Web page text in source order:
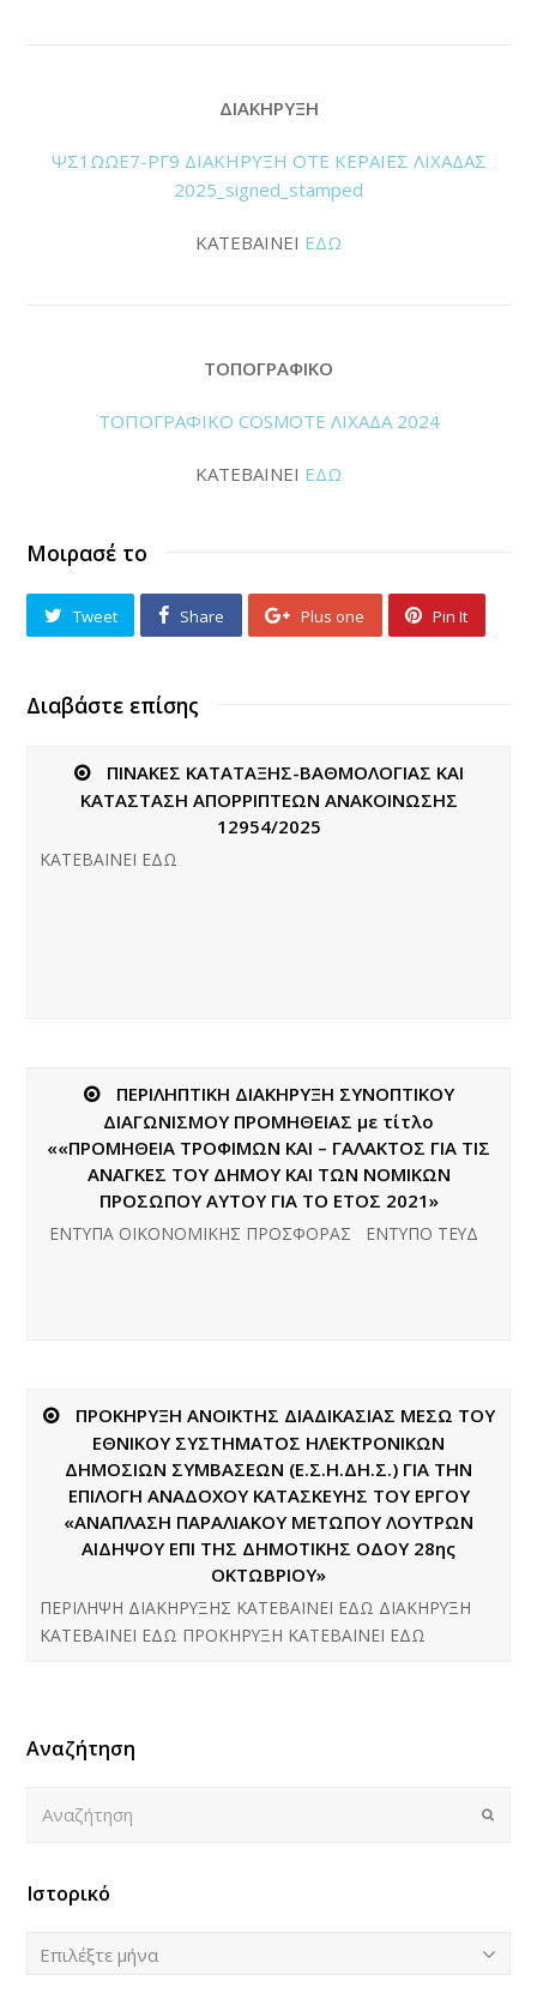
ΔΙΑΚΗΡΥΞΗ
ΨΣ1ΩΩΕ7-ΡΓ9 ΔΙΑΚΗΡΥΞΗ ΟΤΕ ΚΕΡΑΙΕΣ ΛΙΧΑΔΑΣ
2025_signed_stamped
ΚΑΤΕΒΑΙΝΕΙ ΕΔΩ
ΤΟΠΟΓΡΑΦΙΚΟ
ΤΟΠΟΓΡΑΦΙΚΟ COSMOTE ΛΙΧΑΔΑ 2024
ΚΑΤΕΒΑΙΝΕΙ ΕΔΩ
Μοιρασέ το
Tweet Share Plus one Pin It
Διαβάστε επίσης
ΠΙΝΑΚΕΣ ΚΑΤΑΤΑΞΗΣ-ΒΑΘΜΟΛΟΓΙΑΣ ΚΑΙ
ΚΑΤΑΣΤΑΣΗ ΑΠΟΡΡΙΠΤΕΩΝ ΑΝΑΚΟΙΝΩΣΗΣ
12954/2025
ΚΑΤΕΒΑΙΝΕΙ ΕΔΩ
ΠΕΡΙΛΗΠΤΙΚΗ ΔΙΑΚΗΡΥΞΗ ΣΥΝΟΠΤΙΚΟΥ
ΔΙΑΓΩΝΙΣΜΟΥ ΠΡΟΜΗΘΕΙΑΣ με τίτλο
««ΠΡΟΜΗΘΕΙΑ ΤΡΟΦΙΜΩΝ ΚΑΙ – ΓΑΛΑΚΤΟΣ ΓΙΑ ΤΙΣ
ΑΝΑΓΚΕΣ ΤΟΥ ΔΗΜΟΥ ΚΑΙ ΤΩΝ ΝΟΜΙΚΩΝ
ΠΡΟΣΩΠΟΥ ΑΥΤΟΥ ΓΙΑ ΤΟ ΕΤΟΣ 2021»
ΕΝΤΥΠΑ ΟΙΚΟΝΟΜΙΚΗΣ ΠΡΟΣΦΟΡΑΣ ΕΝΤΥΠΟ ΤΕΥΔ
ΠΡΟΚΗΡΥΞΗ ΑΝΟΙΚΤΗΣ ΔΙΑΔΙΚΑΣΙΑΣ ΜΕΣΩ ΤΟΥ
ΕΘΝΙΚΟΥ ΣΥΣΤΗΜΑΤΟΣ ΗΛΕΚΤΡΟΝΙΚΩΝ
ΔΗΜΟΣΙΩΝ ΣΥΜΒΑΣΕΩΝ (Ε.Σ.Η.ΔΗ.Σ.) ΓΙΑ ΤΗΝ
ΕΠΙΛΟΓΗ ΑΝΑΔΟΧΟΥ ΚΑΤΑΣΚΕΥΗΣ ΤΟΥ ΕΡΓΟΥ
«ΑΝΑΠΛΑΣΗ ΠΑΡΑΛΙΑΚΟΥ ΜΕΤΩΠΟΥ ΛΟΥΤΡΩΝ
ΑΙΔΗΨΟΥ ΕΠΙ ΤΗΣ ΔΗΜΟΤΙΚΗΣ ΟΔΟΥ 28ης
ΟΚΤΩΒΡΙΟΥ»
ΠΕΡΙΛΗΨΗ ΔΙΑΚΗΡΥΞΗΣ ΚΑΤΕΒΑΙΝΕΙ ΕΔΩ ΔΙΑΚΗΡΥΞΗ
ΚΑΤΕΒΑΙΝΕΙ ΕΔΩ ΠΡΟΚΗΡΥΞΗ ΚΑΤΕΒΑΙΝΕΙ ΕΔΩ
Αναζήτηση
Submit
Ιστορικό
Ιστορικό
Επιλέξτε μήνα